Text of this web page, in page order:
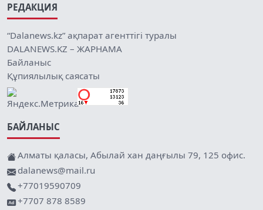
РЕДАКЦИЯ
“Dalanews.kz” ақпарат агенттігі туралы
DALANEWS.KZ – ЖАРНАМА
Байланыс
Құпиялылық саясаты
БАЙЛАНЫС
Алматы қаласы, Абылай хан даңғылы 79, 125 офис.
dalanews@mail.ru
+77019590709
+7707 878 8589